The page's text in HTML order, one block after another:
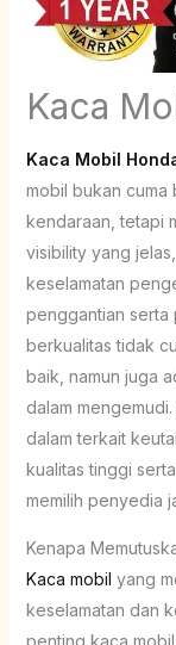
Kaca
Kaca Mobil
mobil bukan cuma
kendaraan, tetapi
visibility yang
keselamatan
penggantian serta
berkualitas tidak
baik, namun juga
dalam
dalam terkait
kualitas tinggi
memilih penyedia
Kenapa
Kaca mobil yang
keselamatan dan
penting kaca